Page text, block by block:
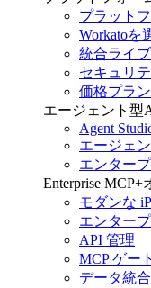
プラット
Workatoを
統合ライ
セキュリ
価格プラン
エージェント型
Agent
エージェ
エンター
Enterprise
モダンな
エンター
API 管理
MCP ゲー
データ統合